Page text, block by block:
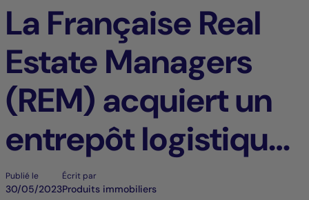
La Française Real
Estate Managers
(REM) acquiert un
entrepôt logistique
à pont d'Ain (01)
Publié le
30/05/2023
Écrit par
Produits immobiliers